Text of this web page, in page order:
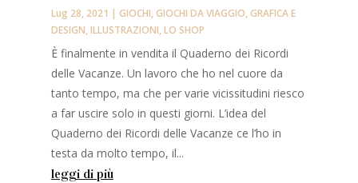
Lug 28, 2021 | GIOCHI,GIOCHI DA VIAGGIO,GRAFICA E
DESIGN,ILLUSTRAZIONI,LO SHOP
È finalmente in vendita il Quaderno dei Ricordi
delle Vacanze. Un lavoro che ho nel cuore da
tanto tempo, ma che per varie vicissitudini riesco
a far uscire solo in questi giorni. L’idea del
Quaderno dei Ricordi delle Vacanze ce l’ho in
testa da molto tempo, il...
leggi di più